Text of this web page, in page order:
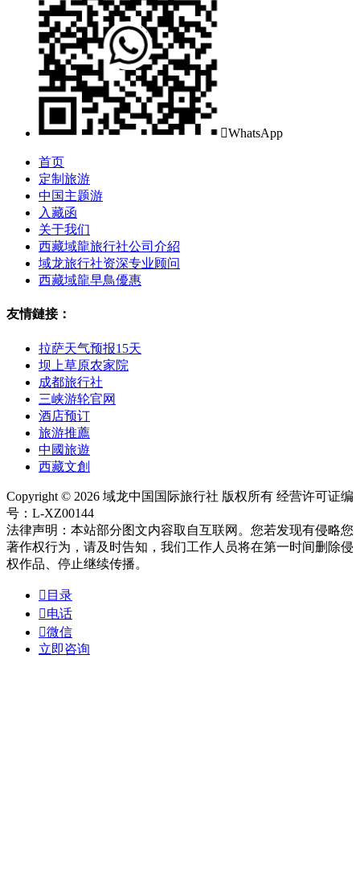
WhatsApp
首页
定制旅游
中国主题游
入藏函
关于我们
西藏域龍旅行社公司介紹
域龙旅行社资深专业顾问
西藏域龍早鳥優惠
友情鏈接：
拉萨天气预报15天
坝上草原农家院
成都旅行社
三峡游轮官网
酒店预订
旅游推薦
中國旅遊
西藏文創
Copyright © 2026 域龙中国国际旅行社 版权所有 经营许可证编
号：L-XZ00144
法律声明：本站部分图文内容取自互联网。您若发现有侵略您
著作权行为，请及时告知，我们工作人员将在第一时间删除侵
权作品、停止继续传播。
 目录
电话
微信
立即咨询